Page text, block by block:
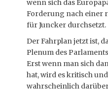
wenn sich das
Forderung nach einer
für Juncker durchsetzt.
Der Fahrplan jetzt ist,
Plenum des
Erst wenn man sich
hat, wird es kritisch
wahrscheinlich